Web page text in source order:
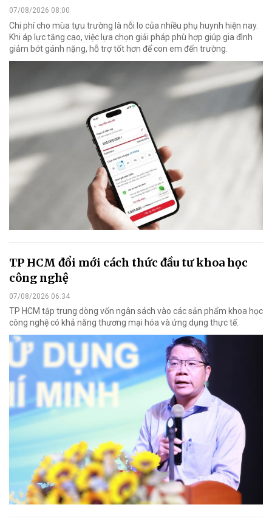
07/08/2026 08:00
Chi phí cho mùa tựu trường là nỗi lo của nhiều phụ huynh hiện nay.
Khi áp lực tăng cao, việc lựa chọn giải pháp phù hợp giúp gia đình
giảm bớt gánh nặng, hỗ trợ tốt hơn để con em đến trường.
TP HCM đổi mới cách thức đầu tư khoa học
công nghệ
07/08/2026 06:34
TP HCM tập trung dòng vốn ngân sách vào các sản phẩm khoa học
công nghệ có khả năng thương mại hóa và ứng dụng thực tế.